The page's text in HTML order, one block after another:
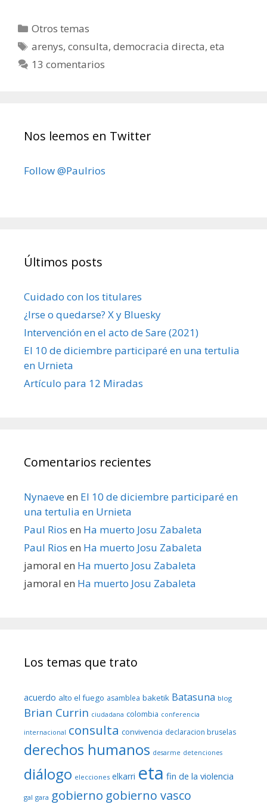
Categorías
Otros temas
Etiquetas
arenys,consulta,democracia directa,eta
13 comentarios
Nos leemos en Twitter
Follow @Paulrios
Últimos posts
Cuidado con los titulares
¿Irse o quedarse? X y Bluesky
Intervención en el acto de Sare (2021)
El 10 de diciembre participaré en una tertulia
en Urnieta
Artículo para 12 Miradas
Comentarios recientes
Nynaeveen El 10 de diciembre participaré en
una tertulia en Urnieta
Paul Rios en Ha muerto Josu Zabaleta
Paul Rios en Ha muerto Josu Zabaleta
jamoral en Ha muerto Josu Zabaleta
jamoral en Ha muerto Josu Zabaleta
Los temas que trato
acuerdo alto el fuego asamblea baketik Batasuna blog
Brian Currin ciudadana colombia conferencia
internacional consulta convivencia declaracion bruselas
derechos humanos desarme detenciones
diálogo elecciones elkarri eta fin de la violencia
gal gara gobierno gobierno vasco